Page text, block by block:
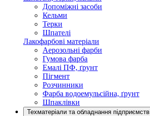
Допоміжні засоби
Кельми
Терки
Шпателі
Лакофарбові матеріали
Аерозольні фарби
Гумова фарба
Емалі ПФ, ґрунт
Пігмент
Розчинники
Фарба водоемульсійна, ґрунт
Шпаклівки
Техматеріали та обладнання підприємств